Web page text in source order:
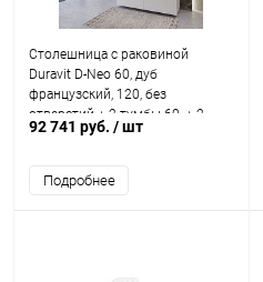
Столешница с раковиной
Duravit D-Neo 60, дуб
французский, 120, без
отверстий + 2 тумбы 60, + 2
раковины
92 741 руб. / шт
Подробнее